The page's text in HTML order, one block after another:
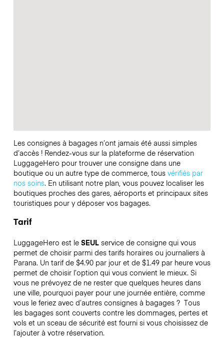
Les consignes à bagages n’ont jamais été aussi simples
d’accès ! Rendez-vous sur la plateforme de réservation
LuggageHero pour trouver une consigne dans une
boutique ou un autre type de commerce, tous vérifiés par
nos soins. En utilisant notre plan, vous pouvez localiser les
boutiques proches des gares, aéroports et principaux sites
touristiques pour y déposer vos bagages.
Tarif
LuggageHero est le SEULservice de consigne qui vous
permet de choisir parmi des tarifs horaires ou journaliers à
Parana. Un tarif de $4.90 par jour et de $1.49 par heure vous
permet de choisir l’option qui vous convient le mieux. Si
vous ne prévoyez de ne rester que quelques heures dans
une ville, pourquoi payer pour une journée entière, comme
vous le feriez avec d’autres consignes à bagages ? Tous
les bagages sont couverts contre les dommages, pertes et
vols et un sceau de sécurité est fourni si vous choisissez de
l’ajouter à votre réservation.